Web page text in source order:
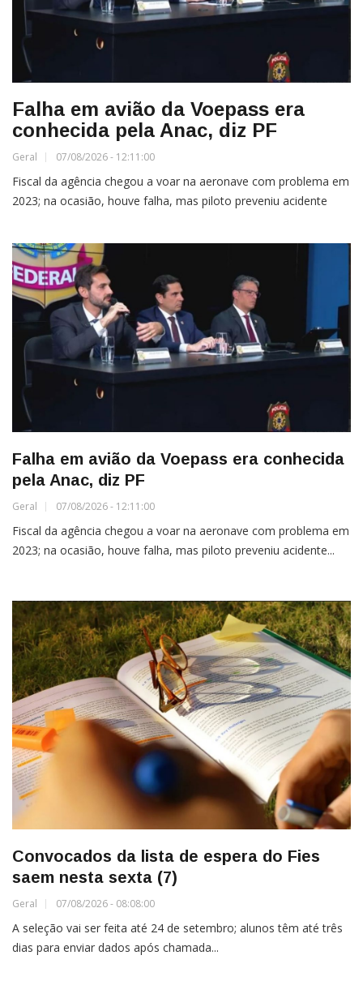
Falha em avião da Voepass era
conhecida pela Anac, diz PF
Geral 07/08/2026 - 12:11:00
Fiscal da agência chegou a voar na aeronave com problema em
2023; na ocasião, houve falha, mas piloto preveniu acidente
Falha em avião da Voepass era conhecida
pela Anac, diz PF
Geral 07/08/2026 - 12:11:00
Fiscal da agência chegou a voar na aeronave com problema em
2023; na ocasião, houve falha, mas piloto preveniu acidente...
Convocados da lista de espera do Fies
saem nesta sexta (7)
Geral 07/08/2026 - 08:08:00
A seleção vai ser feita até 24 de setembro; alunos têm até três
dias para enviar dados após chamada...